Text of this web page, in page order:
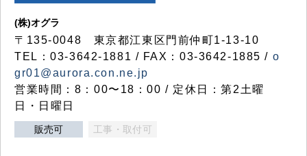
(株)オグラ
〒135-0048 東京都江東区門前仲町1-13-10
TEL：03-3642-1881 / FAX：03-3642-1885 / o
gr01@aurora.con.ne.jp
営業時間：8：00〜18：00 / 定休日：第2土曜
日・日曜日
販売可 工事・取付可